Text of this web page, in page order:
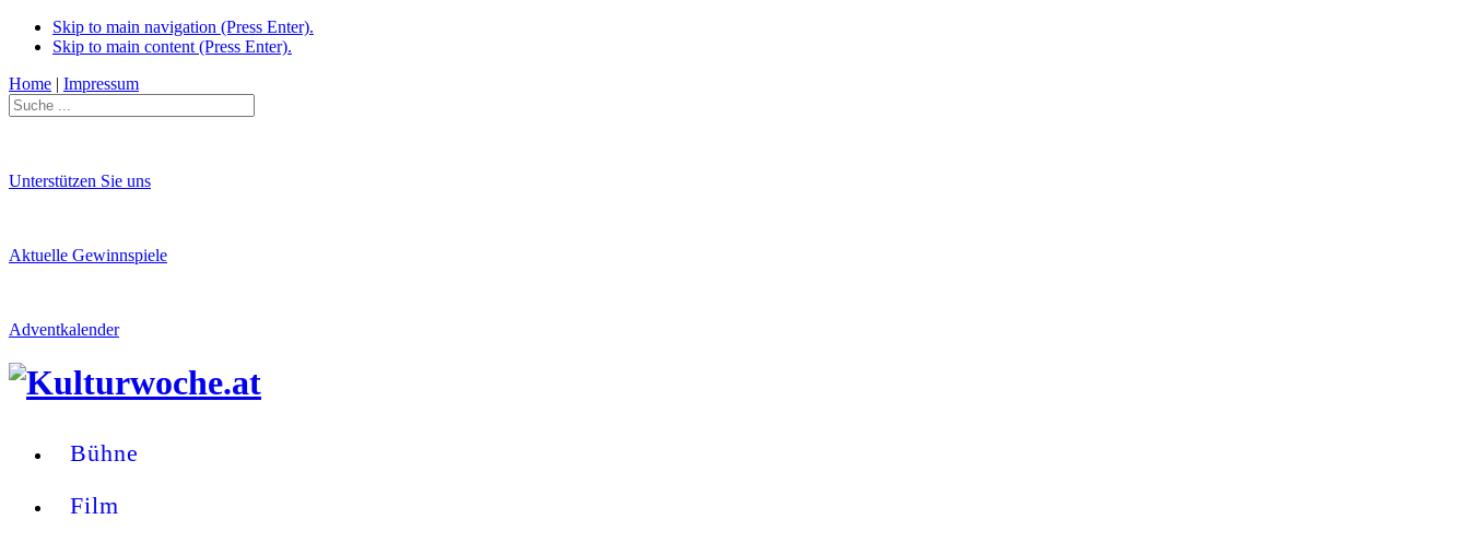
Skip to main navigation (Press Enter).
Skip to main content (Press Enter).
Home | Impressum
Unterstützen Sie uns
Aktuelle Gewinnspiele
Adventkalender
Bühne
Film